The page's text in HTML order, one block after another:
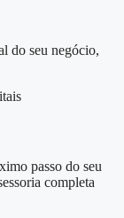
do seu negócio,
passo do seu
completa